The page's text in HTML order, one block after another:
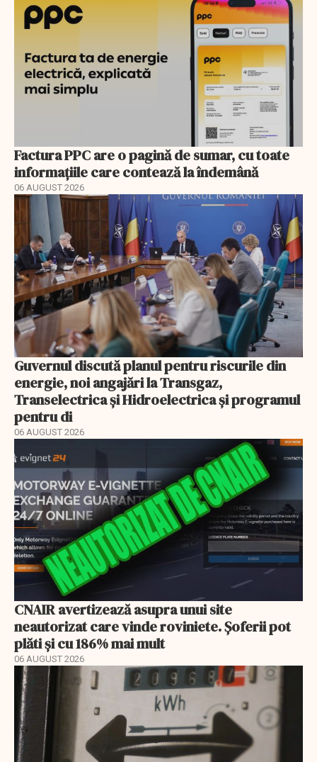
Factura PPC are o pagină de sumar, cu toate
informațiile care contează la îndemână
06 AUGUST 2026
Guvernul discută planul pentru riscurile din
energie, noi angajări la Transgaz,
Transelectrica și Hidroelectrica și programul
pentru di
06 AUGUST 2026
CNAIR avertizează asupra unui site
neautorizat care vinde roviniete. Șoferii pot
plăti și cu 186% mai mult
06 AUGUST 2026